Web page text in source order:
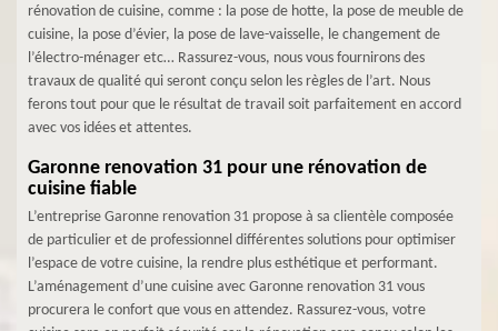
rénovation de cuisine, comme : la pose de hotte, la pose de meuble de
cuisine, la pose d’évier, la pose de lave-vaisselle, le changement de
l’électro-ménager etc… Rassurez-vous, nous vous fournirons des
travaux de qualité qui seront conçu selon les règles de l’art. Nous
ferons tout pour que le résultat de travail soit parfaitement en accord
avec vos idées et attentes.
Garonne renovation 31 pour une rénovation de
cuisine fiable
L’entreprise Garonne renovation 31 propose à sa clientèle composée
de particulier et de professionnel différentes solutions pour optimiser
l’espace de votre cuisine, la rendre plus esthétique et performant.
L’aménagement d’une cuisine avec Garonne renovation 31 vous
procurera le confort que vous en attendez. Rassurez-vous, votre